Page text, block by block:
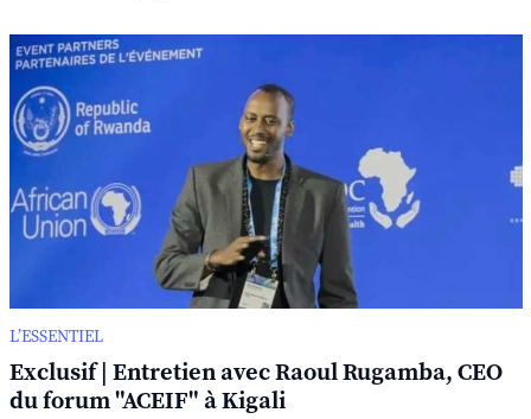
L’ESSENTIEL
Exclusif | Entretien avec Raoul Rugamba, CEO
du forum "ACEIF" à Kigali